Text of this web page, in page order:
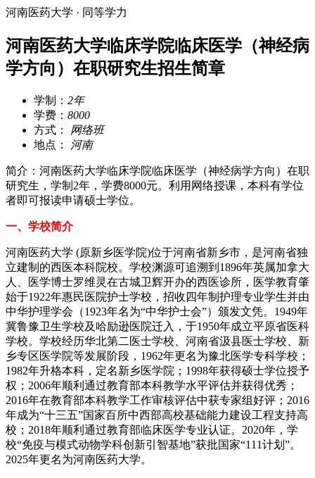
河南医药大学 · 同等学力
河南医药大学临床学院临床医学（神经病
学方向）在职研究生招生简章
学制： 2年
学费： 8000
方式：
网络班
地点：
河南
简介：河南医药大学临床学院临床医学（神经病学方向）在职
研究生，学制2年，学费8000元。利用网络授课，本科有学位
者即可报读申请硕士学位。
一、学校简介
河南医药大学 (原新乡医学院)位于河南省新乡市，是河南省独
立建制的西医本科院校。学校渊源可追溯到1896年英属加拿大
人、医学博士罗维灵在古城卫辉开办的西医诊所，医学教育肇
始于1922年惠民医院护士学校，招收四年制护理专业学生并由
中华护理学会（1923年名为“中华护士会”）颁发文凭。1949年
冀鲁豫卫生学校及哈励逊医院迁入，于1950年成立平原省医科
学校。学校经历华北第二医士学校、河南省汲县医士学校、新
乡专区医学院等发展阶段，1962年更名为豫北医学专科学校；
1982年升格本科，定名新乡医学院；1998年获得硕士学位授予
权；2006年顺利通过教育部本科教学水平评估并获得优秀；
2016年在教育部本科教学工作审核评估中获专家组好评；2016
年成为“十三五”国家百所中西部高校基础能力建设工程支持高
校；2018年顺利通过教育部临床医学专业认证。2020年，学
校“免疫与模式动物学科创新引智基地”获批国家“111计划”。
2025年更名为河南医药大学。